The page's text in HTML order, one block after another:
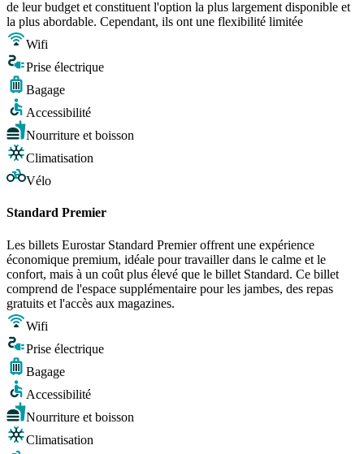
de leur budget et constituent l'option la plus largement disponible et
la plus abordable. Cependant, ils ont une flexibilité limitée
Wifi
Prise électrique
Bagage
Accessibilité
Nourriture et boisson
Climatisation
Vélo
Standard Premier
Les billets Eurostar Standard Premier offrent une expérience
économique premium, idéale pour travailler dans le calme et le
confort, mais à un coût plus élevé que le billet Standard. Ce billet
comprend de l'espace supplémentaire pour les jambes, des repas
gratuits et l'accès aux magazines.
Wifi
Prise électrique
Bagage
Accessibilité
Nourriture et boisson
Climatisation